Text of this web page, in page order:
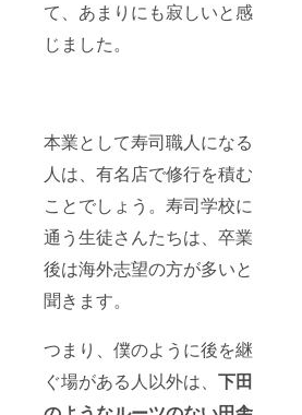
て、あまりにも寂しいと感
じました。
本業として寿司職人になる
人は、有名店で修行を積む
ことでしょう。寿司学校に
通う生徒さんたちは、卒業
後は海外志望の方が多いと
聞きます。
つまり、僕のように後を継
ぐ場がある人以外は、 下田